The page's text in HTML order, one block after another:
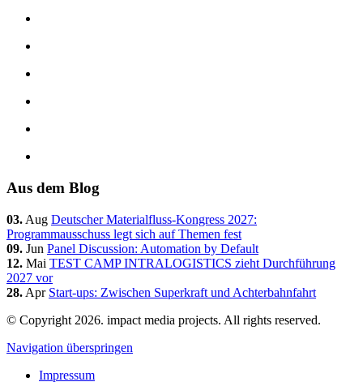
Aus dem Blog
03. Aug Deutscher Materialfluss-Kongress 2027:
Programmausschuss legt sich auf Themen fest
09. Jun Panel Discussion: Automation by Default
12. Mai TEST CAMP INTRALOGISTICS zieht Durchführung
2027 vor
28. Apr Start-ups: Zwischen Superkraft und Achterbahnfahrt
© Copyright 2026. impact media projects. All rights reserved.
Navigation überspringen
Impressum